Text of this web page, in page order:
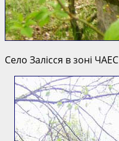
Село Залісся в зоні ЧАЕС